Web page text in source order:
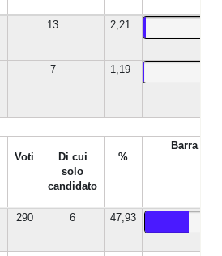
13 2,21
7 1,19
Voti
Di cui
solo
candidato
%
Barra %
290 6 47,93